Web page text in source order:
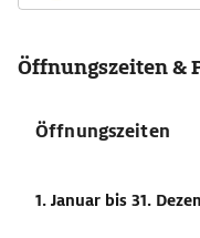
Öffnungszeiten &
Öffnungszeiten
1. Januar bis 31.